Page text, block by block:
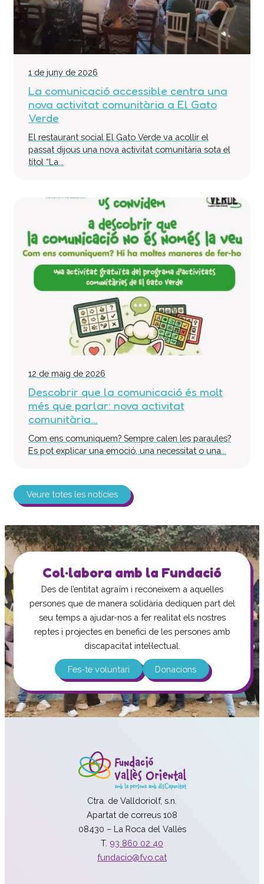
1 de juny de 2026
La comunicació accessible centra una
nova activitat comunitària a El Gato
Verde
El restaurant social El Gato Verde va acollir el
passat dijous una nova activitat comunitària sota el
títol “La...
12 de maig de 2026
Descobrir que la comunicació és molt
més que parlar: nova activitat
comunitària...
Com ens comuniquem? Sempre calen les paraules?
Es pot explicar una emoció, una necessitat o una...
Veure totes les notícies
Col·labora amb la Fundació
Des de l’entitat agraïm i reconeixem a aquelles
persones que de manera solidària dediquen part del
seu temps a ajudar-nos a fer realitat els nostres
reptes i projectes en benefici de les persones amb
discapacitat intel·lectual.
Fes-te voluntari Donacions
Ctra. de Valldoriolf, s.n.
Apartat de correus 108
08430 – La Roca del Vallès
T. 93 860 02 40
fundacio@fvo.cat